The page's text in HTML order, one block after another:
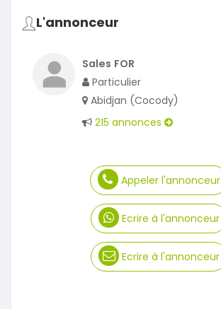
L'annonceur
Sales FOR
Particulier
Abidjan (Cocody)
215 annonces
Appeler l'annonceur
Ecrire à l'annonceur
Ecrire à l'annonceur